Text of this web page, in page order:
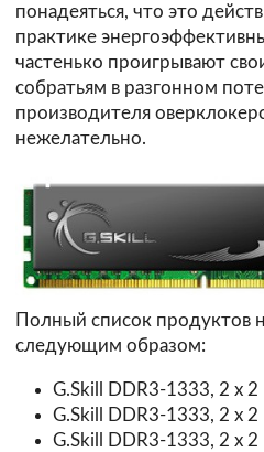
понадеяться, что это
практике
частенько проигрывают
собратьям в разгонном
производителя
нежелательно.
Полный список продуктов
следующим образом:
G.Skill DDR3-1333, 2 x
G.Skill DDR3-1333, 2 х
G.Skill DDR3-1333, 2 х